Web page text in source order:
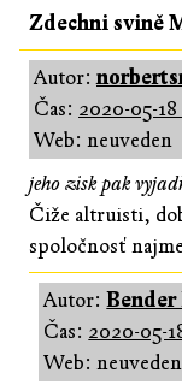
Zdechni svině
Autor:
Čas: 2020-05-
Web: neuveden
jeho zisk pak
Čiže altruisti,
spoločnosť
Autor:
Čas: 2020-05-
Web: neuveden